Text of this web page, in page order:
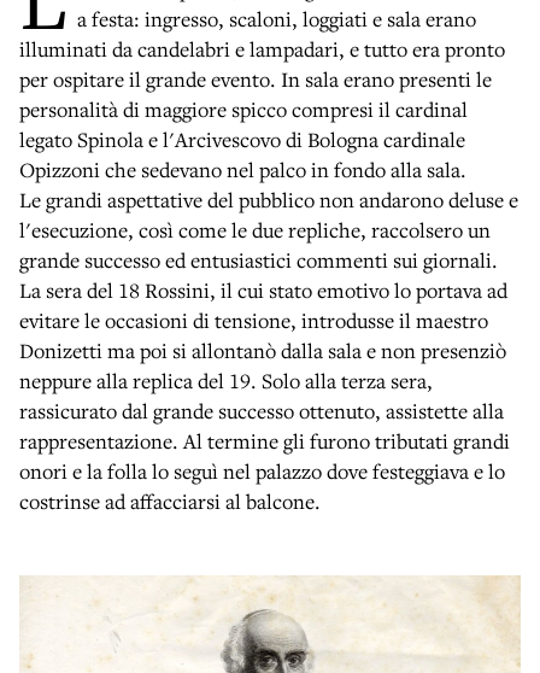
a festa: ingresso, scaloni, loggiati e sala erano
illuminati da candelabri e lampadari, e tutto era pronto
per ospitare il grande evento. In sala erano presenti le
personalità di maggiore spicco compresi il cardinal
legato Spinola e l'Arcivescovo di Bologna cardinale
Opizzoni che sedevano nel palco in fondo alla sala.
Le grandi aspettative del pubblico non andarono deluse e
l'esecuzione, così come le due repliche, raccolsero un
grande successo ed entusiastici commenti sui giornali.
La sera del 18 Rossini, il cui stato emotivo lo portava ad
evitare le occasioni di tensione, introdusse il maestro
Donizetti ma poi si allontanò dalla sala e non presenziò
neppure alla replica del 19. Solo alla terza sera,
rassicurato dal grande successo ottenuto, assistette alla
rappresentazione. Al termine gli furono tributati grandi
onori e la folla lo seguì nel palazzo dove festeggiava e lo
costrinse ad affacciarsi al balcone.